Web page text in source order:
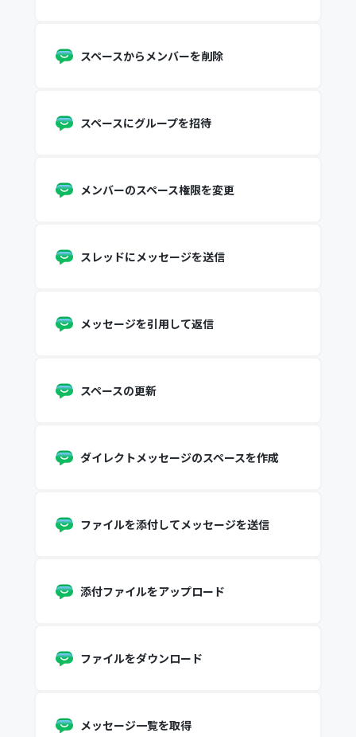
スペースからメンバーを削除
スペースにグループを招待
メンバーのスペース権限を変更
スレッドにメッセージを送信
メッセージを引用して返信
スペースの更新
ダイレクトメッセージのスペースを作成
ファイルを添付してメッセージを送信
添付ファイルをアップロード
ファイルをダウンロード
メッセージ一覧を取得